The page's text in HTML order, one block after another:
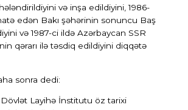
və inşa edildiyini, 1986-
edən Bakı şəhərinin sonuncu Baş
və 1987-ci ildə Azərbaycan SSR
qərarı ilə təsdiq edildiyini diqqətə
sonra dedi:
Layihə İnstitutu öz tarixi